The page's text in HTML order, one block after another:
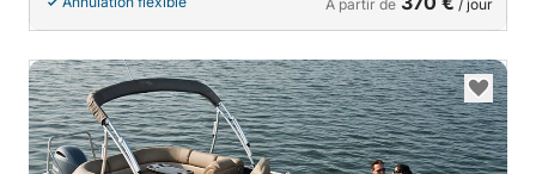
À partir de / jour